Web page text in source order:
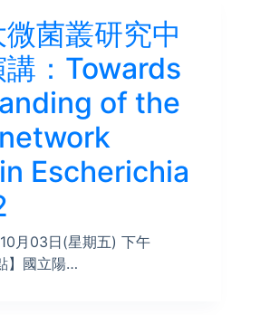
菌叢研究中
：Towards
of the
Escherichia
月03日(星期五) 下午
】國立陽…